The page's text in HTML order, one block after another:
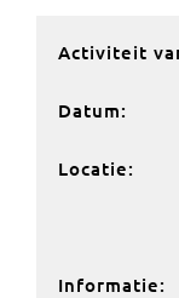
Activiteit
Datum:
Locatie:
Informatie: